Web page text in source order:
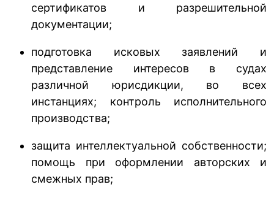
сертификатов и разрешительной
документации;
подготовка исковых заявлений и
представление интересов в судах
различной юрисдикции, во всех
инстанциях; контроль исполнительного
производства;
защита интеллектуальной собственности;
помощь при оформлении авторских и
смежных прав;